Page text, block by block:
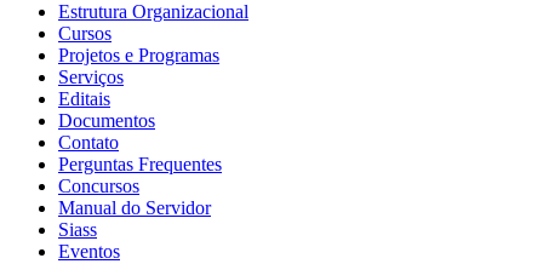
Estrutura Organizacional
Cursos
Projetos e Programas
Serviços
Editais
Documentos
Contato
Perguntas Frequentes
Concursos
Manual do Servidor
Siass
Eventos